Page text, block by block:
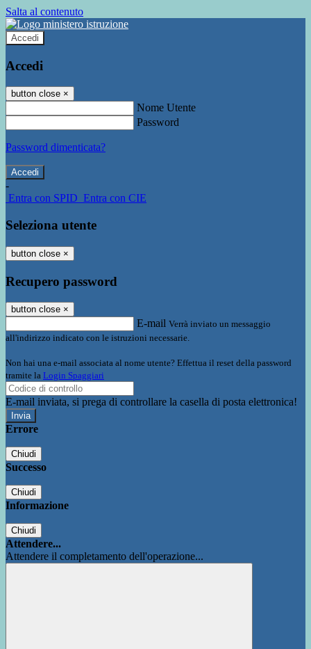
Salta al contenuto
Accedi
Accedi
button close ×
Nome Utente
Password
Password dimenticata?
-
Entra con SPID Entra con CIE
Seleziona utente
button close ×
Recupero password
button close ×
E-mail Verrà inviato un messaggio
all'indirizzo indicato con le istruzioni necessarie.
Non hai una e-mail associata al nome utente? Effettua il reset della password
tramite la Login Spaggiari
E-mail inviata, si prega di controllare la casella di posta elettronica!
Errore
Chiudi
Successo
Chiudi
Informazione
Chiudi
Attendere...
Attendere il completamento dell'operazione...